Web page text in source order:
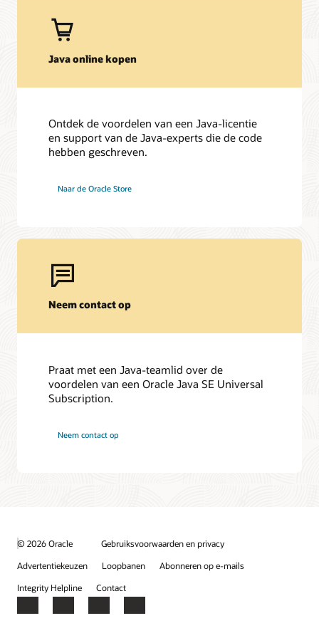
Een blik op de totstandkoming van het Java Platform
Java online kopen
Ontdek de voordelen van een Java-licentie
en support van de Java-experts die de code
hebben geschreven.
Naar de Oracle Store
Neem contact op
Praat met een Java-teamlid over de
voordelen van een Oracle Java SE Universal
Subscription.
Neem contact op
© 2026 Oracle
Gebruiksvoorwaarden en privacy
Advertentiekeuzen
Loopbanen
Abonneren op e-mails
Integrity Helpline
Contact
Facebook
X LinkedInYouTube